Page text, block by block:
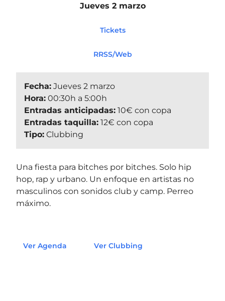
Jueves 2 marzo
Tickets
RRSS/Web
Fecha: Jueves 2 marzo
Hora: 00:30h a 5:00h
Entradas anticipadas: 10€ con copa
Entradas taquilla: 12€ con copa
Tipo: Clubbing
Una fiesta para bitches por bitches. Solo hip
hop, rap y urbano. Un enfoque en artistas no
masculinos con sonidos club y camp. Perreo
máximo.
Ver Agenda Ver Clubbing